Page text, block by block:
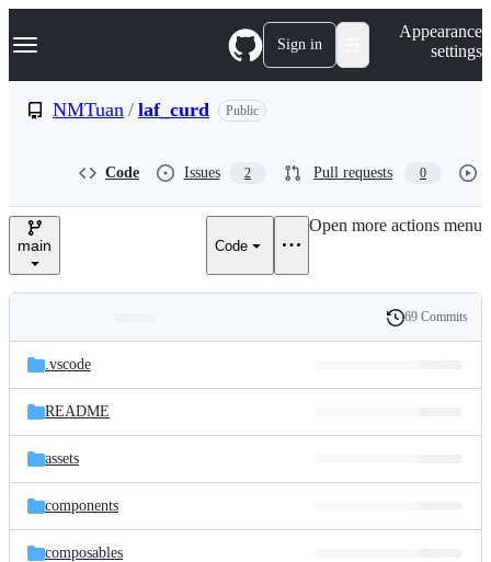
k
p
e
Navigation Menu Sign in
Appearance
settings
NMTuan / laf_curd Public
Code Issues 2 Pull requests 0
main Code
Open more actions menu
and
files
Latest
commit
History
69 Commits
.vscode
README
assets
components
composables